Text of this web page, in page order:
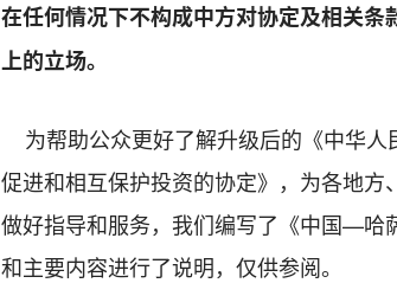
在任何情况下不构成中方对协定及相关
上的立场。
为帮助公众更好了解升级后的《中华人
促进和相互保护投资的协定》，为各地
做好指导和服务，我们编写了《中国—哈
和主要内容进行了说明，仅供参阅。